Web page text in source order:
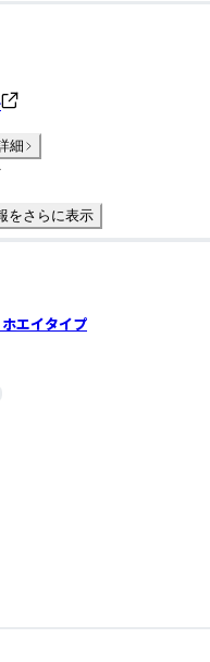
細
をさらに表示
エイタイプ